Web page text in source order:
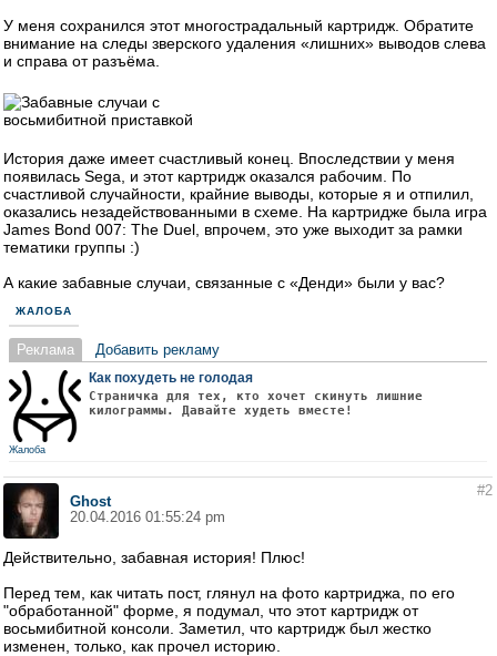
У меня сохранился этот многострадальный картридж. Обратите
внимание на следы зверского удаления «лишних» выводов слева
и справа от разъёма.
История даже имеет счастливый конец. Впоследствии у меня
появилась Sega, и этот картридж оказался рабочим. По
счастливой случайности, крайние выводы, которые я и отпилил,
оказались незадействованными в схеме. На картридже была игра
James Bond 007: The Duel, впрочем, это уже выходит за рамки
тематики группы :)
А какие забавные случаи, связанные с «Денди» были у вас?
ЖАЛОБА
Реклама Добавить рекламу
Как похудеть не голодая
Страничка для тех, кто хочет скинуть лишние
килограммы. Давайте худеть вместе!
Жалоба
Ghost
20.04.2016 01:55:24 pm
#2
Действительно, забавная история! Плюс!
Перед тем, как читать пост, глянул на фото картриджа, по его
"обработанной" форме, я подумал, что этот картридж от
восьмибитной консоли. Заметил, что картридж был жестко
изменен, только, как прочел историю.